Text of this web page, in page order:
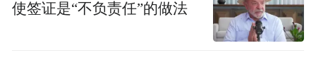
使签证是“不负责任”的做法